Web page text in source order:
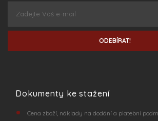
ODEBÍRAT!
Dokumenty ke stažení
Cena zboží, náklady na dodání a platební